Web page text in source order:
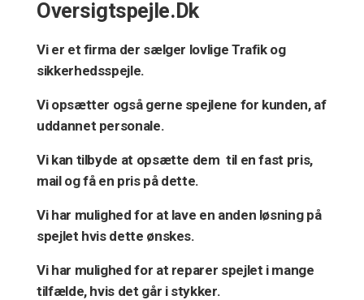
Oversigtspejle.Dk
Vi er et firma der sælger lovlige Trafik og
sikkerhedsspejle.
Vi opsætter også gerne spejlene for kunden, af
uddannet personale.
Vi kan tilbyde at opsætte dem til en fast pris,
mail og få en pris på dette.
Vi har mulighed for at lave en anden løsning på
spejlet hvis dette ønskes.
Vi har mulighed for at reparer spejlet i mange
tilfælde, hvis det går i stykker.